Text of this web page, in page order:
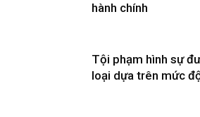
hành chính
Tội phạm hình sự
loại dựa trên mức